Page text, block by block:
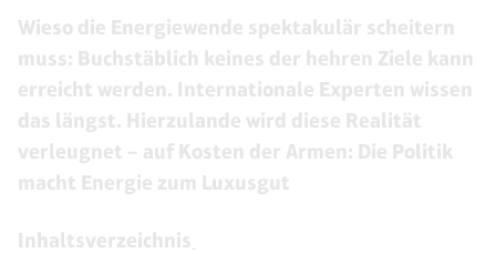
Wieso die Energiewende spektakulär scheitern
muss: Buchstäblich keines der hehren Ziele kann
erreicht werden. Internationale Experten wissen
das längst. Hierzulande wird diese Realität
verleugnet – auf Kosten der Armen: Die Politik
macht Energie zum Luxusgut
Inhaltsverzeichnis